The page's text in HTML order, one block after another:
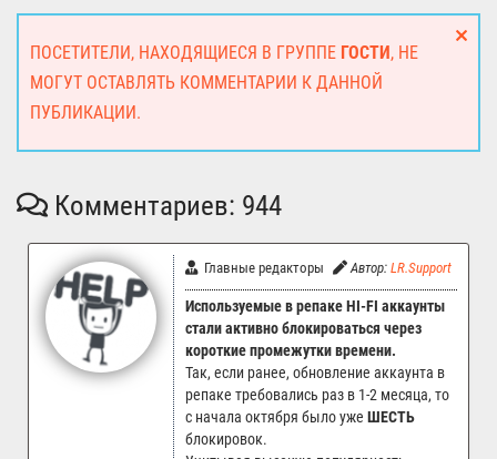
ПОСЕТИТЕЛИ, НАХОДЯЩИЕСЯ В ГРУППЕ ГОСТИ, НЕ
МОГУТ ОСТАВЛЯТЬ КОММЕНТАРИИ К ДАННОЙ
ПУБЛИКАЦИИ.
Комментариев: 944
Главные редакторы Автор: LR.Support
Используемые в репаке HI-FI аккаунты
стали активно блокироваться через
короткие промежутки времени.
Так, если ранее, обновление аккаунта в
репаке требовались раз в 1-2 месяца, то
с начала октября было уже ШЕСТЬ
блокировок.